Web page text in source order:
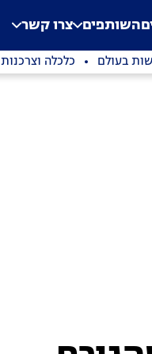
השותפים צרו קשר
בעולם כלכלה וצרכנות